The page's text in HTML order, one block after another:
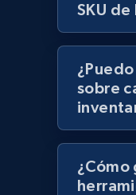
Lazada -
category URL
URL, Title,
price, Currency,
SKU
sobre
¿Cómo